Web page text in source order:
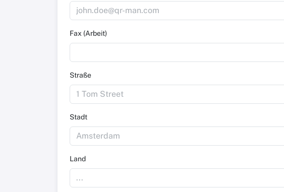
Fax (Arbeit)
Straße
Stadt
Land